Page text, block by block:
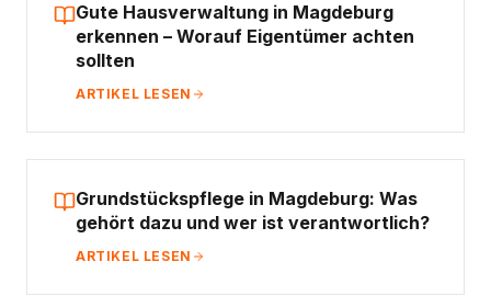
Gute Hausverwaltung in Magdeburg
erkennen – Worauf Eigentümer achten
sollten
ARTIKEL LESEN
Grundstückspflege in Magdeburg: Was
gehört dazu und wer ist verantwortlich?
ARTIKEL LESEN